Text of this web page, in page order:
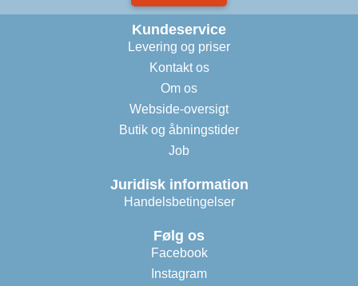
Kundeservice
Levering og priser
Kontakt os
Om os
Webside-oversigt
Butik og åbningstider
Job
Juridisk information
Handelsbetingelser
Følg os
Facebook
Instagram